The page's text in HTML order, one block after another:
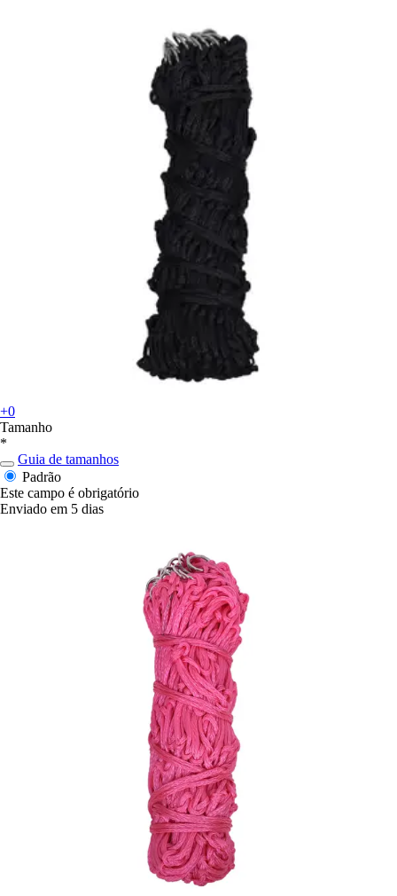
+0
Tamanho
*
Guia de tamanhos
Padrão
Este campo é obrigatório
Enviado em 5 dias